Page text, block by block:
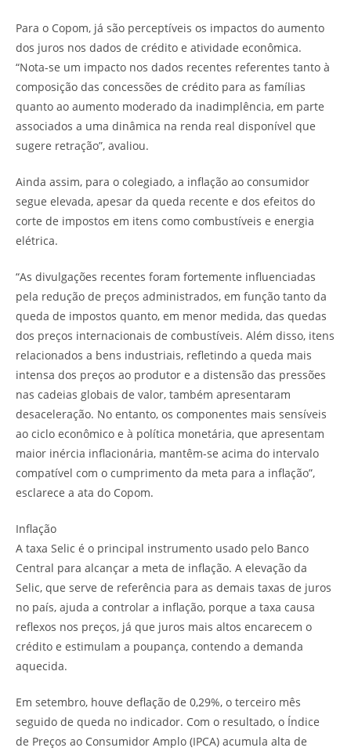
Para o Copom, já são perceptíveis os impactos do aumento
dos juros nos dados de crédito e atividade econômica.
“Nota-se um impacto nos dados recentes referentes tanto à
composição das concessões de crédito para as famílias
quanto ao aumento moderado da inadimplência, em parte
associados a uma dinâmica na renda real disponível que
sugere retração”, avaliou.
Ainda assim, para o colegiado, a inflação ao consumidor
segue elevada, apesar da queda recente e dos efeitos do
corte de impostos em itens como combustíveis e energia
elétrica.
“As divulgações recentes foram fortemente influenciadas
pela redução de preços administrados, em função tanto da
queda de impostos quanto, em menor medida, das quedas
dos preços internacionais de combustíveis. Além disso, itens
relacionados a bens industriais, refletindo a queda mais
intensa dos preços ao produtor e a distensão das pressões
nas cadeias globais de valor, também apresentaram
desaceleração. No entanto, os componentes mais sensíveis
ao ciclo econômico e à política monetária, que apresentam
maior inércia inflacionária, mantêm-se acima do intervalo
compatível com o cumprimento da meta para a inflação”,
esclarece a ata do Copom.
Inflação
A taxa Selic é o principal instrumento usado pelo Banco
Central para alcançar a meta de inflação. A elevação da
Selic, que serve de referência para as demais taxas de juros
no país, ajuda a controlar a inflação, porque a taxa causa
reflexos nos preços, já que juros mais altos encarecem o
crédito e estimulam a poupança, contendo a demanda
aquecida.
Em setembro, houve deflação de 0,29%, o terceiro mês
seguido de queda no indicador. Com o resultado, o Índice
de Preços ao Consumidor Amplo (IPCA) acumula alta de